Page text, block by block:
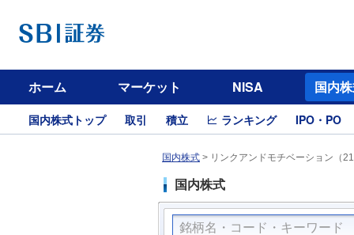
ホーム マーケット NISA 国内
国内株式トップ 取引 積立 ランキング IPO・PO
国内株式 > リンクアンドモチベーション（
国内株式